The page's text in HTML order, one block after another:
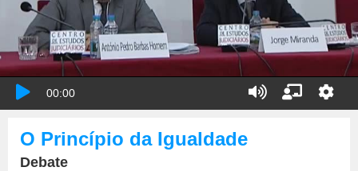
00:00
O Princípio da Igualdade
Debate